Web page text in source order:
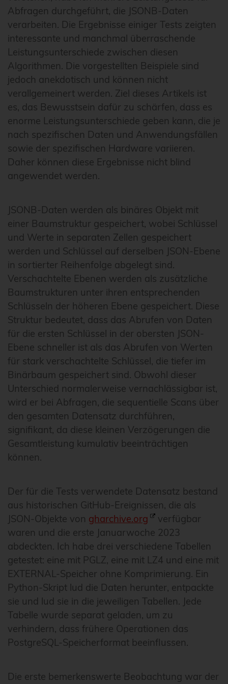
Abfragen durchgeführt, die JSONB-Daten
verarbeiten. Die Ergebnisse einiger Tests zeigten
interessante und manchmal überraschende
Leistungsunterschiede zwischen diesen
Algorithmen. Die vorgestellten Beispiele sind
jedoch anekdotisch und können nicht
verallgemeinert werden. Ziel dieses Artikels ist
es, das Bewusstsein dafür zu schärfen, dass es
enorme Leistungsunterschiede geben kann, die je
nach spezifischen Daten und Anwendungsfällen
sowie der spezifischen Hardware variieren.
Daher können diese Ergebnisse nicht blind
angewendet werden.
JSONB-Daten werden als binäres Objekt mit
einer Baumstruktur gespeichert, wobei Schlüssel
und Werte in separaten Zellen gespeichert
werden und Schlüssel auf derselben JSON-Ebene
in sortierter Reihenfolge abgelegt sind.
Verschachtelte Ebenen werden als zusätzliche
Baumstrukturen unter ihren entsprechenden
Schlüsseln der höheren Ebene gespeichert. Diese
Struktur bedeutet, dass das Abrufen von Daten
für die ersten Schlüssel in der obersten JSON-
Ebene schneller ist als das Abrufen von Werten
für stark verschachtelte Schlüssel, die tiefer im
Binärbaum gespeichert sind. Obwohl dieser
Unterschied normalerweise vernachlässigbar ist,
wird er bei Abfragen, die sequentielle Scans über
den gesamten Datensatz durchführen,
signifikant, da diese kleinen Verzögerungen die
Gesamtleistung kumulativ beeinträchtigen
können.
Der für die Tests verwendete Datensatz bestand
aus historischen GitHub-Ereignissen, die als
JSON-Objekte von gharchive.org
verfügbar
waren und die erste Januarwoche 2023
abdeckten. Ich habe drei verschiedene Tabellen
getestet: eine mit PGLZ, eine mit LZ4 und eine mit
EXTERNAL-Speicher ohne Komprimierung. Ein
Python-Skript lud die Daten herunter, entpackte
sie und lud sie in die jeweiligen Tabellen. Jede
Tabelle wurde separat geladen, um zu
verhindern, dass frühere Operationen das
PostgreSQL-Speicherformat beeinflussen.
Die erste bemerkenswerte Beobachtung war der